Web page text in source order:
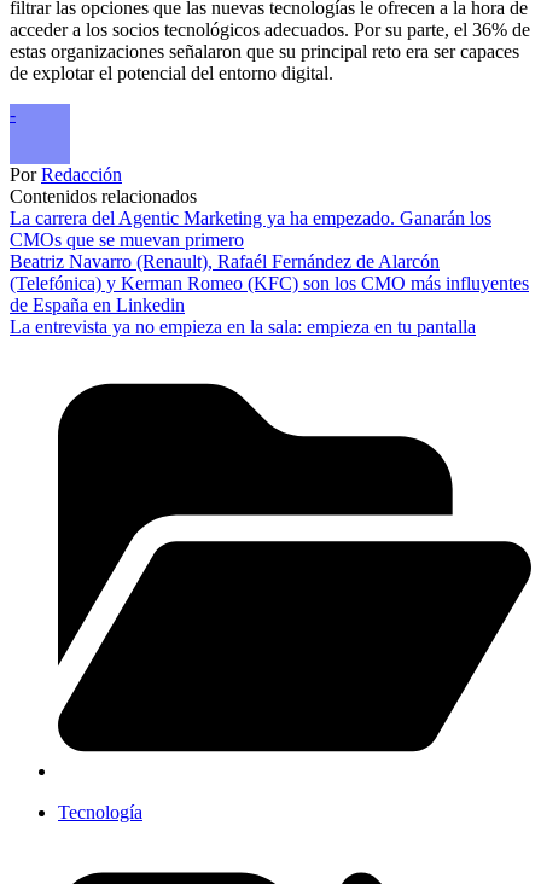
filtrar las opciones que las nuevas tecnologías le ofrecen a la hora de
acceder a los socios tecnológicos adecuados. Por su parte, el 36% de
estas organizaciones señalaron que su principal reto era ser capaces
de explotar el potencial del entorno digital.
-
PorRedacción
Contenidos relacionados
La carrera del Agentic Marketing ya ha empezado. Ganarán los
CMOs que se muevan primero
Beatriz Navarro (Renault), Rafaél Fernández de Alarcón
(Telefónica) y Kerman Romeo (KFC) son los CMO más influyentes
de España en Linkedin
La entrevista ya no empieza en la sala: empieza en tu pantalla
Tecnología